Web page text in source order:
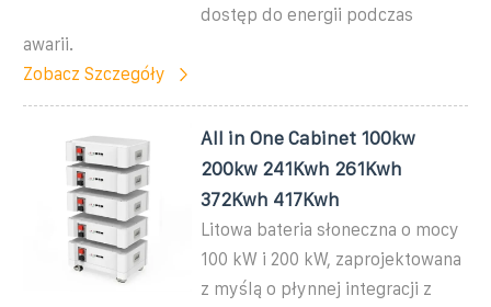
dostęp do energii podczas
awarii.
Zobacz Szczegóły
All in One Cabinet 100kw
200kw 241Kwh 261Kwh
372Kwh 417Kwh
Litowa bateria słoneczna o mocy
100 kW i 200 kW, zaprojektowana
z myślą o płynnej integracji z